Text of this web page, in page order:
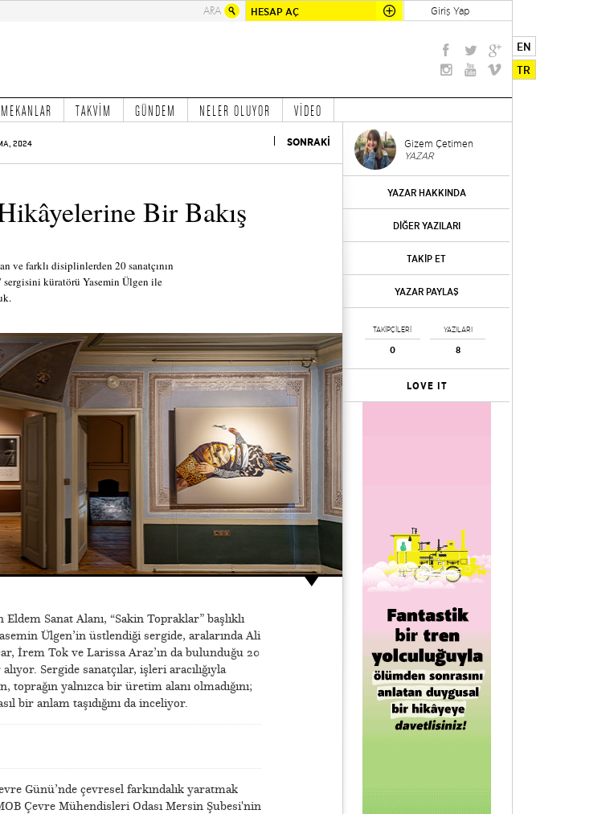
HESAP AÇ Giriş Yap
EN
TR
MEKANLAR TAKVİM GÜNDEM NELER OLUYOR VİDEO
2024 SONRAKİ
Bir Bakış
ve farklı disiplinlerden 20 sanatçının
küratörü Yasemin Ülgen ile
Sanat Alanı, “Sakin Topraklar” başlıklı
Ülgen’in üstlendiği sergide, aralarında Ali
İrem Tok ve Larissa Araz’ın da bulunduğu 20
Sergide sanatçılar, işleri aracılığıyla
yalnızca bir üretim alanı olmadığını;
bir anlam taşıdığını da inceliyor.
Günü’nde çevresel farkındalık yaratmak
Çevre Mühendisleri Odası Mersin Şubesi'nin
Gizem Çetimen
YAZAR
YAZAR HAKKINDA
DİĞER YAZILARI
TAKİP ET
YAZAR PAYLAŞ
TAKİPÇİLERİ
0
YAZILARI
8
LOVE IT